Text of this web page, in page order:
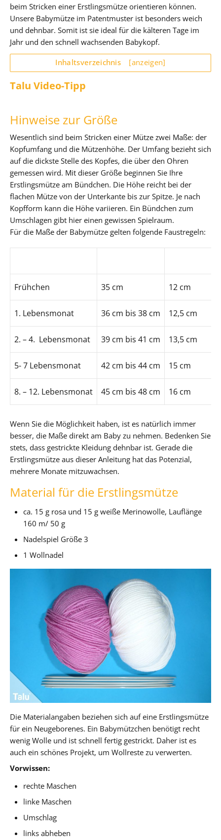
beim Stricken einer Erstlingsmütze orientieren können.
Unsere Babymütze im Patentmuster ist besonders weich
und dehnbar. Somit ist sie ideal für die kälteren Tage im
Jahr und den schnell wachsenden Babykopf.
Inhaltsverzeichnis [anzeigen]
Talu Video-Tipp
Hinweise zur Größe
Wesentlich sind beim Stricken einer Mütze zwei Maße: der
Kopfumfang und die Mützenhöhe. Der Umfang bezieht sich
auf die dickste Stelle des Kopfes, die über den Ohren
gemessen wird. Mit dieser Größe beginnen Sie Ihre
Erstlingsmütze am Bündchen. Die Höhe reicht bei der
flachen Mütze von der Unterkante bis zur Spitze. Je nach
Kopfform kann die Höhe variieren. Ein Bündchen zum
Umschlagen gibt hier einen gewissen Spielraum.
Für die Maße der Babymütze gelten folgende Faustregeln:
Frühchen 35 cm 12 cm
1. Lebensmonat 36 cm bis 38 cm 12,5 cm
2. – 4. Lebensmonat 39 cm bis 41 cm 13,5 cm
5- 7 Lebensmonat 42 cm bis 44 cm 15 cm
8. – 12. Lebensmonat 45 cm bis 48 cm 16 cm
Wenn Sie die Möglichkeit haben, ist es natürlich immer
besser, die Maße direkt am Baby zu nehmen. Bedenken Sie
stets, dass gestrickte Kleidung dehnbar ist. Gerade die
Erstlingsmütze aus dieser Anleitung hat das Potenzial,
mehrere Monate mitzuwachsen.
Material für die Erstlingsmütze
ca. 15 g rosa und 15 g weiße Merinowolle, Lauflänge
160 m/ 50 g
Nadelspiel Größe 3
1 Wollnadel
Die Materialangaben beziehen sich auf eine Erstlingsmütze
für ein Neugeborenes. Ein Babymützchen benötigt recht
wenig Wolle und ist schnell fertig gestrickt. Daher ist es
auch ein schönes Projekt, um Wollreste zu verwerten.
Vorwissen:
rechte Maschen
linke Maschen
Umschlag
links abheben